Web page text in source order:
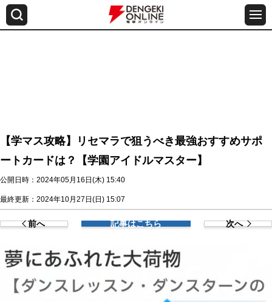
【学マス攻略】リセマラで狙うべき最強おすすめサポ
ートカードは？【学園アイドルマスター】
公開日時：2024年05月16日(木) 15:40
最終更新：2024年10月27日(日) 15:07
前へ 記事はこちら 次へ